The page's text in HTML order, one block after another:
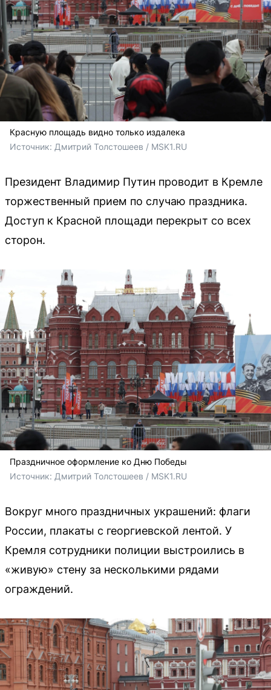
Красную площадь видно только издалека
Источник: Дмитрий Толстошеев / MSK1.RU
Президент Владимир Путин проводит в Кремле
торжественный прием по случаю праздника.
Доступ к Красной площади перекрыт со всех
сторон.
Праздничное оформление ко Дню Победы
Источник: Дмитрий Толстошеев / MSK1.RU
Вокруг много праздничных украшений: флаги
России, плакаты с георгиевской лентой. У
Кремля сотрудники полиции выстроились в
«живую» стену за несколькими рядами
ограждений.